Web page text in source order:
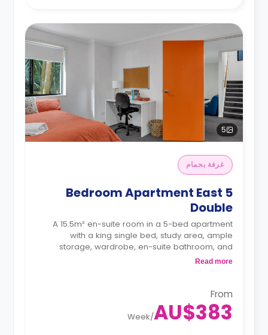
5
غرفة بحمام
5 Bedroom Apartment East
Double
A 15.5m² en-suite room in a 5-bed apartment
with a king single bed, study area, ample
storage, wardrobe, en-suite bathroom, and
coffee table. The kitchen and dining area are
Read more
From
AU$383
/
Week